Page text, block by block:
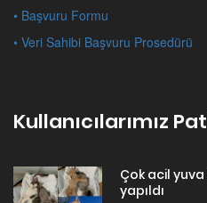
• Başvuru Formu
• Veri Sahibi Başvuru Prosedürü
Kullanıcılarımız
Çok acil
yapıldı